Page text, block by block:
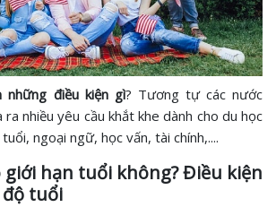
điều kiện gì? Tương tự các nước
nhiều yêu cầu khắt khe dành cho du học
ngoại ngữ, học vấn, tài chính,....
giới hạn tuổi không? Điều kiện
độ tuổi